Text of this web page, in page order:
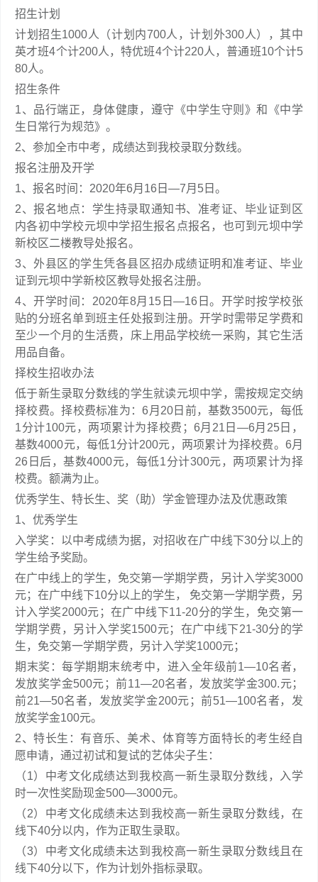
招生计划
计划招生1000人（计划内700人，计划外300人），其中
英才班4个计200人，特优班4个计220人，普通班10个计5
80人。
招生条件
1、品行端正，身体健康，遵守《中学生守则》和《中学
生日常行为规范》。
2、参加全市中考，成绩达到我校录取分数线。
报名注册及开学
1、报名时间：2020年6月16日—7月5日。
2、报名地点：学生持录取通知书、准考证、毕业证到区
内各初中学校元坝中学招生报名点报名，也可到元坝中学
新校区二楼教导处报名。
3、外县区的学生凭各县区招办成绩证明和准考证、毕业
证到元坝中学新校区教导处报名注册。
4、开学时间：2020年8月15日—16日。开学时按学校张
贴的分班名单到班主任处报到注册。开学时需带足学费和
至少一个月的生活费，床上用品学校统一采购，其它生活
用品自备。
择校生招收办法
低于新生录取分数线的学生就读元坝中学，需按规定交纳
择校费。择校费标准为：6月20日前，基数3500元，每低
1分计100元，两项累计为择校费；6月21日—6月25日，
基数4000元，每低1分计200元，两项累计为择校费。6月
26日后，基数4000元，每低1分计300元，两项累计为择
校费。额满为止。
优秀学生、特长生、奖（助）学金管理办法及优惠政策
1、优秀学生
入学奖：以中考成绩为据，对招收在广中线下30分以上的
学生给予奖励。
在广中线上的学生，免交第一学期学费，另计入学奖3000
元；在广中线下10分以上的学生， 免交第一学期学费，另
计入学奖2000元；在广中线下11-20分的学生，免交第一
学期学费，另计入学奖1500元；在广中线下21-30分的学
生，免交第一学期学费，另计入学奖1000元；
期末奖：每学期期末统考中，进入全年级前1—10名者，
发放奖学金500元；前11—20名者，发放奖学金300.元；
前21—50名者，发放奖学金200元；前51—100名者，发
放奖学金100元。
2、特长生：有音乐、美术、体育等方面特长的考生经自
愿申请，通过初试和复试的艺体尖子生：
（1）中考文化成绩达到我校高一新生录取分数线，入学
时一次性奖励现金500—3000元。
（2）中考文化成绩未达到我校高一新生录取分数线，在
线下40分以内，作为正取生录取。
（3）中考文化成绩未达到我校高一新生录取分数线且在
线下40分以下，作为计划外指标录取。